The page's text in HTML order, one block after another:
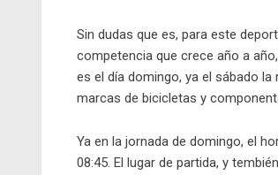
Sin dudas que es, para este
competencia que crece año a
es el día domingo, ya el sábado
marcas de bicicletas y
Ya en la jornada de domingo, el
08:45. El lugar de partida, y